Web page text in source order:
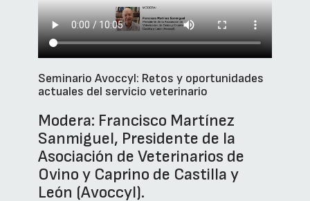
Seminario Avoccyl: Retos y oportunidades
actuales del servicio veterinario
Modera: Francisco Martínez
Sanmiguel, Presidente de la
Asociación de Veterinarios de
Ovino y Caprino de Castilla y
León (Avoccyl).